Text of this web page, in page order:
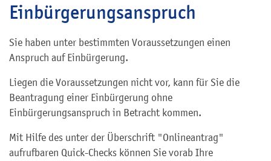
Einbürgerungsanspruch
Sie haben unter bestimmten Voraussetzungen einen
Anspruch auf Einbürgerung.
Liegen die Voraussetzungen nicht vor, kann für Sie die
Beantragung einer Einbürgerung ohne
Einbürgerungsanspruch in Betracht kommen.
Mit Hilfe des unter der Überschrift "Onlineantrag"
aufrufbaren Quick-Checks können Sie vorab Ihre